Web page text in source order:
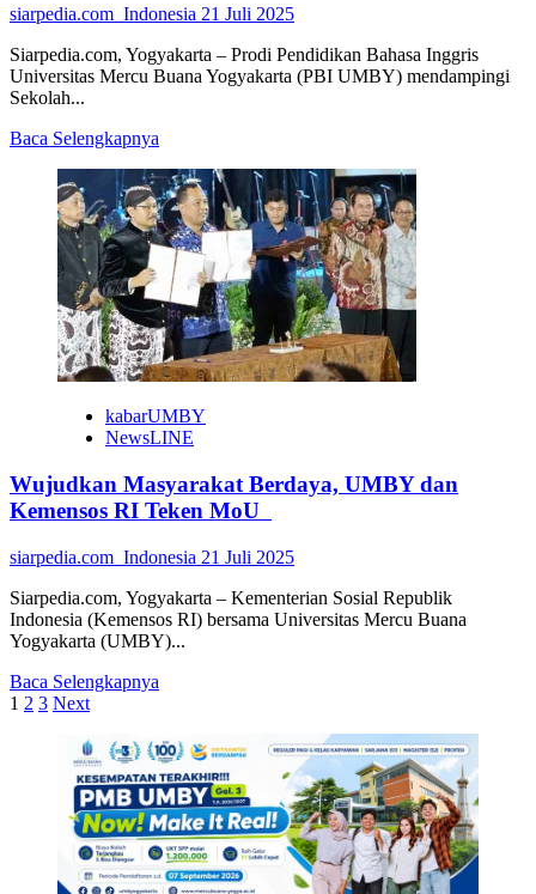
siarpedia.com_Indonesia 21 Juli 2025
Siarpedia.com, Yogyakarta – Prodi Pendidikan Bahasa Inggris
Universitas Mercu Buana Yogyakarta (PBI UMBY) mendampingi
Sekolah...
Baca Selengkapnya
about
Perlu
Edukasi
Pengenalan
Rambu
Lalu
Lintas
kabarUMBY
NewsLINE
Wujudkan Masyarakat Berdaya, UMBY dan
Kemensos RI Teken MoU
siarpedia.com_Indonesia 21 Juli 2025
Siarpedia.com, Yogyakarta – Kementerian Sosial Republik
Indonesia (Kemensos RI) bersama Universitas Mercu Buana
Yogyakarta (UMBY)...
Baca Selengkapnya
Wujudkan
Masyarakat
Berdaya,
UMBY
dan
Kemensos
RI
Paginasi
1 2 3 Next